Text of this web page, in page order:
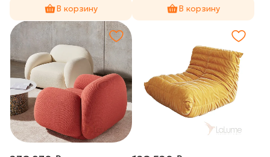
В корзину В корзину